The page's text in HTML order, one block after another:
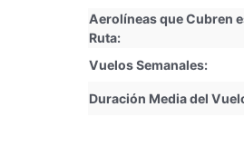
Aerolíneas que Cubren
Ruta:
Vuelos Semanales:
Duración Media del